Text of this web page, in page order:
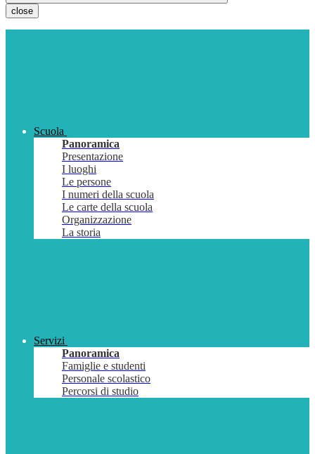
close
Scuola
Panoramica
Presentazione
I luoghi
Le persone
I numeri della scuola
Le carte della scuola
Organizzazione
La storia
Servizi
Panoramica
Famiglie e studenti
Personale scolastico
Percorsi di studio